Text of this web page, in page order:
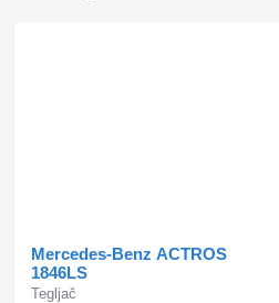
Mercedes-Benz ACTROS
1846LS
Tegljač